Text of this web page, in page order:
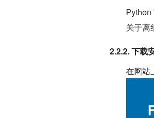
关于离
2.2.2. 下载
在网站